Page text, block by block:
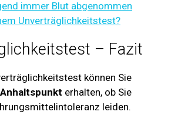
immer Blut abgenommen
Unverträglichkeitstest?
– Fazit
können Sie
erhalten, ob Sie
leiden.